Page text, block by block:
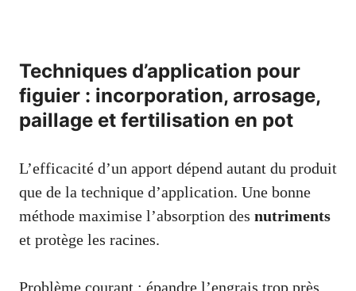
Techniques d’application pour
figuier : incorporation, arrosage,
paillage et fertilisation en pot
L’efficacité d’un apport dépend autant du produit
que de la technique d’application. Une bonne
méthode maximise l’absorption des nutriments
et protège les racines.
Problème courant : épandre l’engrais trop près